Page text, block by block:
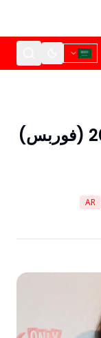
أغنى 10 نساء في فرنسا 2026 (فوربس)
AR